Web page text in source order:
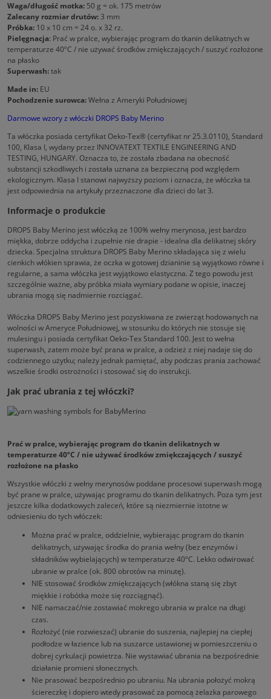
Waga/długość motka: 50 g = ok. 175 metrów
Zalecany rozmiar drutów:3 mm
Próbka: 10 x 10 cm = 24 o. x 32 rz.
Pielęgnacja: Prać w pralce, wybierając program do tkanin delikatnych w
temperaturze 40ºC / nie używać środków zmiękczających / suszyć rozłożone
na płasko
Superwash:tak
Made in: EU
Pochodzenie surowca:Wełna z Ameryki Południowej
Darmowe wzory z włóczki DROPS Baby Merino
Ta włóczka posiada certyfikat Oeko-Tex® (certyfikat nr 25.3.0110), Standard
100, Klasa I, wydany przez INNOVATEXT TEXTILE ENGINEERING AND
TESTING, HUNGARY. Oznacza to, że została zbadana na obecność
substancji szkodliwych i została uznana za bezpieczną pod względem
ekologicznym. Klasa I stanowi najwyższy poziom i oznacza, że włóczka ta
jest odpowiednia na artykuły przeznaczone dla dzieci do lat 3.
Informacje o produkcie
DROPS Baby Merino jest włóczką ze 100% wełny merynosa, jest bardzo
miękka, dobrze oddycha i zupełnie nie drapie - idealna dla delikatnej skóry
dziecka. Specjalna struktura DROPS Baby Merino składająca się z wielu
cienkich włókien sprawia, że oczka w gotowej dzianinie są wyjątkowo równe i
regularne, a sama włóczka jest wyjątkowo elastyczna. Z tego powodu jest
szczególnie ważne, aby próbka miała wymiary podane w opisie, inaczej
ubrania mogą się nadmiernie rozciągać.
Włóczka DROPS Baby Merino jest pozyskiwana ze zwierząt hodowanych na
wolności w Ameryce Południowej, w stosunku do których nie stosuje się
mulesingu i posiada certyfikat Oeko-Tex Standard 100. Jest to wełna
superwash, zatem może być prana w pralce, a odzież z niej nadaje się do
codziennego użytku; należy jednak pamiętać, aby podczas prania zachować
wszelkie środki ostrożności i stosować się do instrukcji.
Jak prać ubrania z tej włóczki?
Prać w pralce, wybierając program do tkanin delikatnych w
temperaturze 40ºC / nie używać środków zmiękczających / suszyć
rozłożone na płasko
Wszystkie włóczki z wełny merynosów poddane procesowi superwash mogą
być prane w pralce, używając programu do tkanin delikatnych. Poza tym jest
jeszcze kilka dodatkowych zaleceń, które są niezmiernie istotne w
odniesieniu do tych włóczek:
Można prać w pralce, oddzielnie, wybierając program do tkanin
delikatnych, używając środka do prania wełny (bez enzymów i
składników wybielających) w temperaturze 40ºC. Lekko odwirować
ubranie w pralce (ok. 800 obrotów na minutę).
NIE stosować środków zmiękczających (włókna staną się zbyt
miękkie i robótka może się rozciągnąć).
NIE namaczać/nie zostawiać mokrego ubrania w pralce na długi
czas.
Rozłożyć (nie rozwieszać) ubranie do suszenia, najlepiej na ciepłej
podłodze w łazience lub na suszarce ustawionej w pomieszczeniu o
dobrej cyrkulacji powietrza. Nie wystawiać ubrania na bezpośrednie
działanie promieni słonecznych.
Nie prasować bezpośrednio po ubraniu. Na ubrania położyć mokrą
ściereczkę i dopiero wtedy prasować za pomocą żelazka parowego